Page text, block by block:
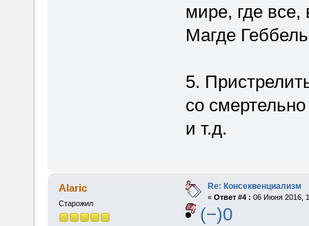
мире, где все,
Магде
5.
со
и т.д.
Alaric
Старожил
Re: Консеквенциализм
« Ответ #4 : 06 Июня 2016,
(−)0